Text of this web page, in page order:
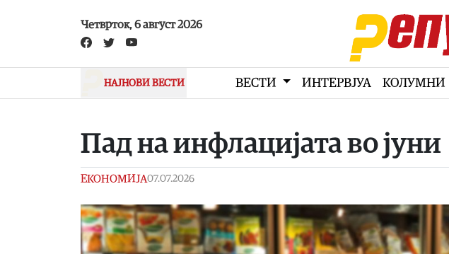
Четврток, 6 август 2026
НАЈНОВИ ВЕСТИ ВЕСТИ ИНТЕРВЈУА КОЛУМНИ
Пад на инфлацијата во јуни
ЕКОНОМИЈА07.07.2026